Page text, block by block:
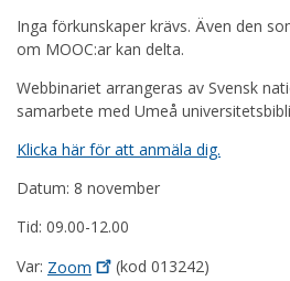
Inga förkunskaper krävs. Även den
om MOOC:ar kan delta.
Webbinariet arrangeras av Svensk
samarbete med Umeå
Klicka här för att anmäla dig.
Datum: 8 november
Tid: 09.00-12.00
Var: Zoom (kod 013242)